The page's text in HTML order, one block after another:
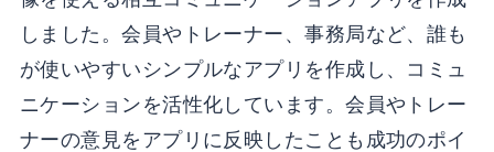
しました。会員やトレーナー、事務局など、誰も
が使いやすいシンプルなアプリを作成し、コミュ
ニケーションを活性化しています。会員やトレー
ナーの意見をアプリに反映したことも成功のポイ